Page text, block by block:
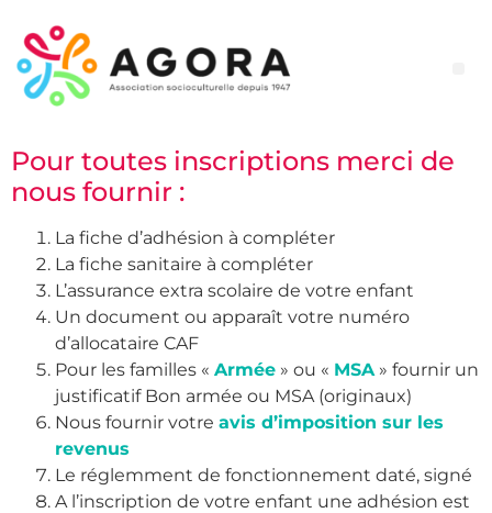
Pour toutes inscriptions merci de
nous fournir :
La fiche d’adhésion à compléter
La fiche sanitaire à compléter
L’assurance extra scolaire de votre enfant
Un document ou apparaît votre numéro
d’allocataire CAF
Pour les familles « Armée » ou « MSA » fournir un
justificatif Bon armée ou MSA (originaux)
Nous fournir votre avis d’imposition sur les
revenus
Le réglemment de fonctionnement daté, signé
A l’inscription de votre enfant une adhésion est